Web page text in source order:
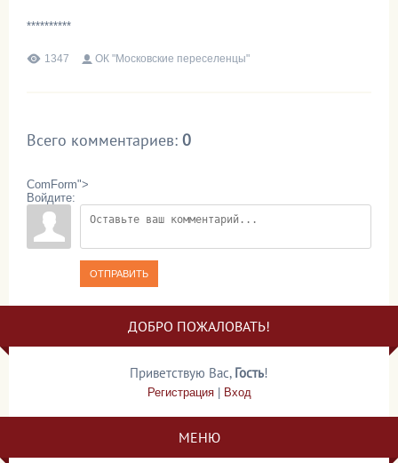
**********
1347 ОК "Московские переселенцы"
Всего комментариев: 0
ComForm">
Войдите:
ОТПРАВИТЬ
ДОБРО ПОЖАЛОВАТЬ!
Приветствую Вас, Гость!
Регистрация| Вход
МЕНЮ